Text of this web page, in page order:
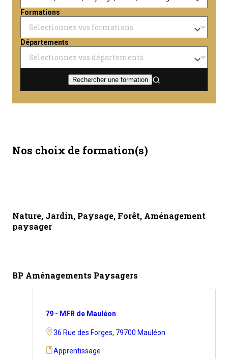
Formations
Départements
Rechercher une formation
Nos choix de formation(s)
Nature, Jardin, Paysage, Forêt, Aménagement
paysager
BP Aménagements Paysagers
79 - MFR de Mauléon
36 Rue des Forges, 79700 Mauléon
Apprentissage